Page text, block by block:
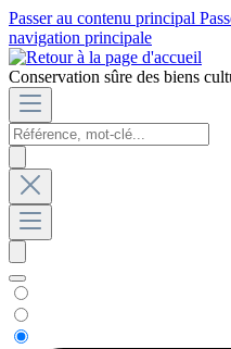
Passer au contenu principal
navigation principale
Conservation sûre des biens